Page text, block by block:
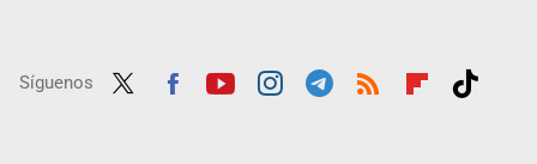
Síguenos